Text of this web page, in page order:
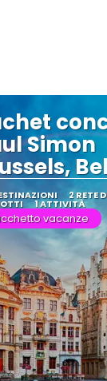
Simon
2 RETE
1 ATTIVITÀ
vacanze